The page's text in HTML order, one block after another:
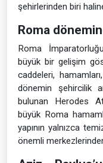
şehirlerinden biri
Roma
Roma
büyük bir gelişim
caddeleri,
dönemin şehircilik
bulunan Herodes
büyük Roma
yapının yalnızca
önemli